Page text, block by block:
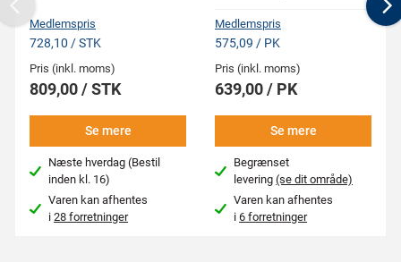
Medlemspris
728,10 / STK
Pris (inkl. moms)
809,00 / STK
Se mere
Næste hverdag (Bestil
inden kl. 16)
Varen kan afhentes
i28 forretninger
Medlemspris
575,09 / PK
Pris (inkl. moms)
639,00 / PK
Se mere
Begrænset
levering(se dit område)
Varen kan afhentes
i6 forretninger
Previous